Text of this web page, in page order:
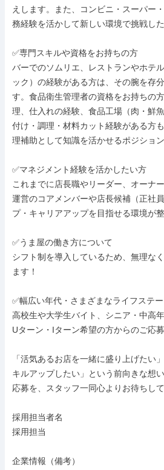
えします。また、コンビニ・スーパー
務経験を活かして新しい環境で挑戦し
✅専門スキルや資格をお持ちの方
バーでのソムリエ、レストランやホテ
ック）の経験がある方は、その腕を存
す。食品衛生管理者の資格をお持ちの
理、仕入れの経験、食品工場（肉・鮮
付け・調理・材料カット経験がある方
理補助として知識を活かせるポジショ
✅マネジメント経験を活かしたい方
これまでに店長職やリーダー、オーナ
運営のコアメンバーや店長候補（正社
プ・キャリアアップを目指せる環境が整
✅うま屋の働き方について
シフト制を導入しているため、無理な
ます！
✅幅広い年代・さまざまなライフステ
高校生や大学生バイト、シニア・中高
Uターン・Iターン希望の方からのご応
「活気あるお店を一緒に盛り上げたい
キルアップしたい」という前向きな想
応募を、スタッフ一同心よりお待ちし
採用担当者名
採用担当
企業情報（備考）